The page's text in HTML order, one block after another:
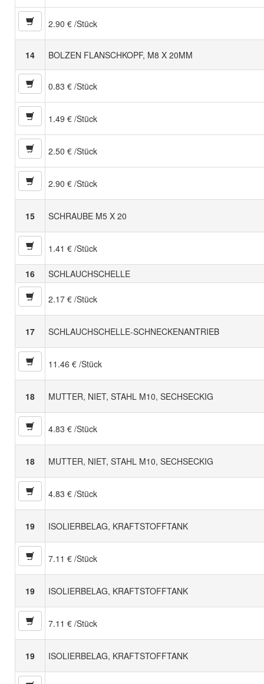
2.90 € /Stück
14 BOLZEN FLANSCHKOPF, M8 X 20MM
0.83 € /Stück
1.49 € /Stück
2.50 € /Stück
2.90 € /Stück
15 SCHRAUBE M5 X 20
1.41 € /Stück
16 SCHLAUCHSCHELLE
2.17 € /Stück
17 SCHLAUCHSCHELLE-SCHNECKENANTRIEB
11.46 € /Stück
18 MUTTER, NIET, STAHL M10, SECHSECKIG
4.83 € /Stück
18 MUTTER, NIET, STAHL M10, SECHSECKIG
4.83 € /Stück
19 ISOLIERBELAG, KRAFTSTOFFTANK
7.11 € /Stück
19 ISOLIERBELAG, KRAFTSTOFFTANK
7.11 € /Stück
19 ISOLIERBELAG, KRAFTSTOFFTANK